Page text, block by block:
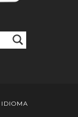
IDIOMA